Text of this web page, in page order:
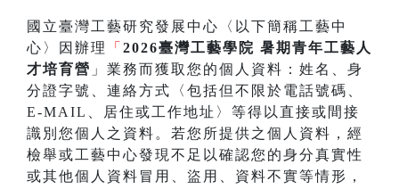
國立臺灣工藝研究發展中心〈以下簡稱工藝中
心〉因辦理
「 2026臺灣工藝學院 暑期青年工藝人
才培育營 」業務而獲取您的個人資料：姓名、身
分證字號、連絡方式〈包括但不限於電話號碼、
E-MAIL、居住或工作地址〉等得以直接或間接
識別您個人之資料。若您所提供之個人資料，經
檢舉或工藝中心發現不足以確認您的身分真實性
或其他個人資料冒用、盜用、資料不實等情形，